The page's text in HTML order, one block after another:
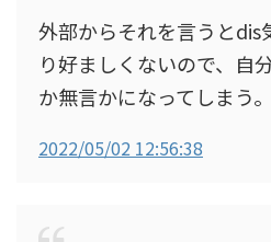
外部からそれを言うとdis
り好ましくないので、自
か無言かになってしまう。
2022/05/02 12:56:38